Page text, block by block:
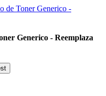
Generico - Reemplaza